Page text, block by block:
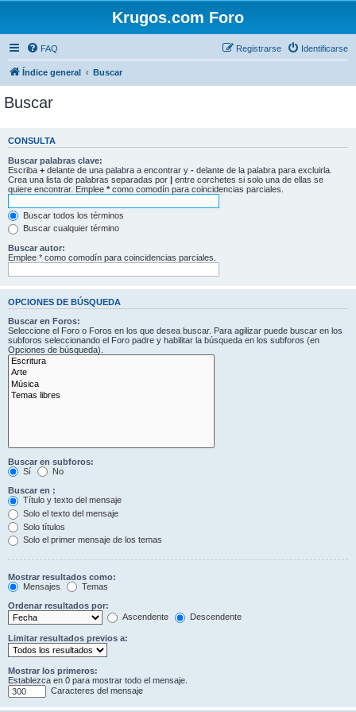
Krugos.com Foro
FAQ Identificarse
Registrarse
Índice general Buscar
Buscar
CONSULTA
Buscar palabras clave:
Escriba + delante de una palabra a encontrar y - delante de la palabra para excluirla.
Crea una lista de palabras separadas por | entre corchetes si solo una de ellas se
quiere encontrar. Emplee * como comodín para coincidencias parciales.
Buscar todos los términos
Buscar cualquier término
Buscar autor:
Emplee * como comodín para coincidencias parciales.
OPCIONES DE BÚSQUEDA
Buscar en Foros:
Seleccione el Foro o Foros en los que desea buscar. Para agilizar puede buscar en los
subforos seleccionando el Foro padre y habilitar la búsqueda en los subforos (en
Opciones de búsqueda).
Buscar en subforos:
Sí
No
Buscar en :
Título y texto del mensaje
Solo el texto del mensaje
Solo títulos
Solo el primer mensaje de los temas
Mostrar resultados como:
Mensajes
Temas
Ordenar resultados por:
Ascendente
Descendente
Limitar resultados previos a:
Mostrar los primeros:
Establezca en 0 para mostrar todo el mensaje.
Caracteres del mensaje